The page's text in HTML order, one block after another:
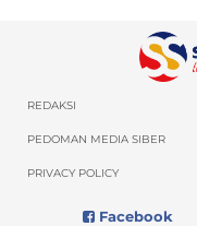
REDAKSI
PEDOMAN MEDIA SIBER
PRIVACY POLICY
Facebook